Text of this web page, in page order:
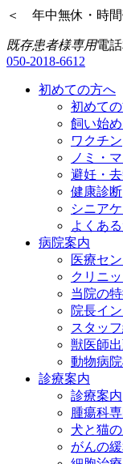
＜ 年中無休・時
既存患者様専用電
050-2018-6612
初めての方へ
初めて
飼い始
ワクチン
ノミ・
避妊・
健康診断
シニア
よくあ
病院案内
医療セ
クリニ
当院の
院長イ
スタッ
獣医師
動物病
診療案内
診療案内
腫瘍科
犬と猫
がんの